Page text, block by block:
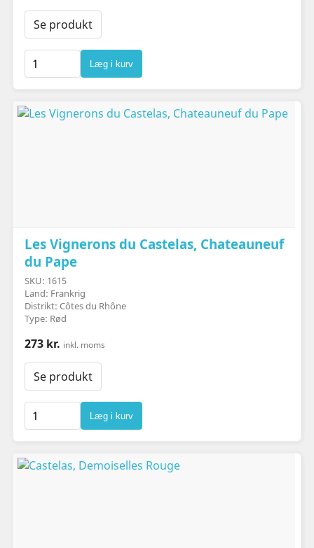
Se produkt
Læg i kurv
Les Vignerons du Castelas, Chateauneuf
du Pape
SKU: 1615
Land: Frankrig
Distrikt: Côtes du Rhône
Type: Rød
273 kr. inkl. moms
Se produkt
Læg i kurv